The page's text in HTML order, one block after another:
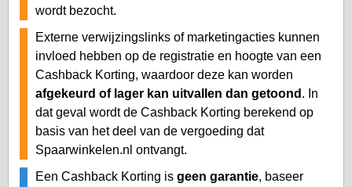
wordt bezocht.
Externe verwijzingslinks of marketingacties kunnen
invloed hebben op de registratie en hoogte van een
Cashback Korting, waardoor deze kan worden
afgekeurd of lager kan uitvallen dan getoond . In
dat geval wordt de Cashback Korting berekend op
basis van het deel van de vergoeding dat
Spaarwinkelen.nl ontvangt.
Een Cashback Korting is geen garantie, baseer